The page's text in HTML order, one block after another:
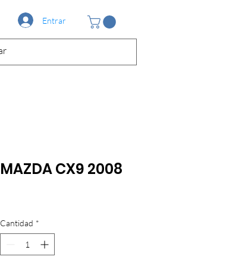
Entrar
MAZDA CX9 2008
Cantidad *